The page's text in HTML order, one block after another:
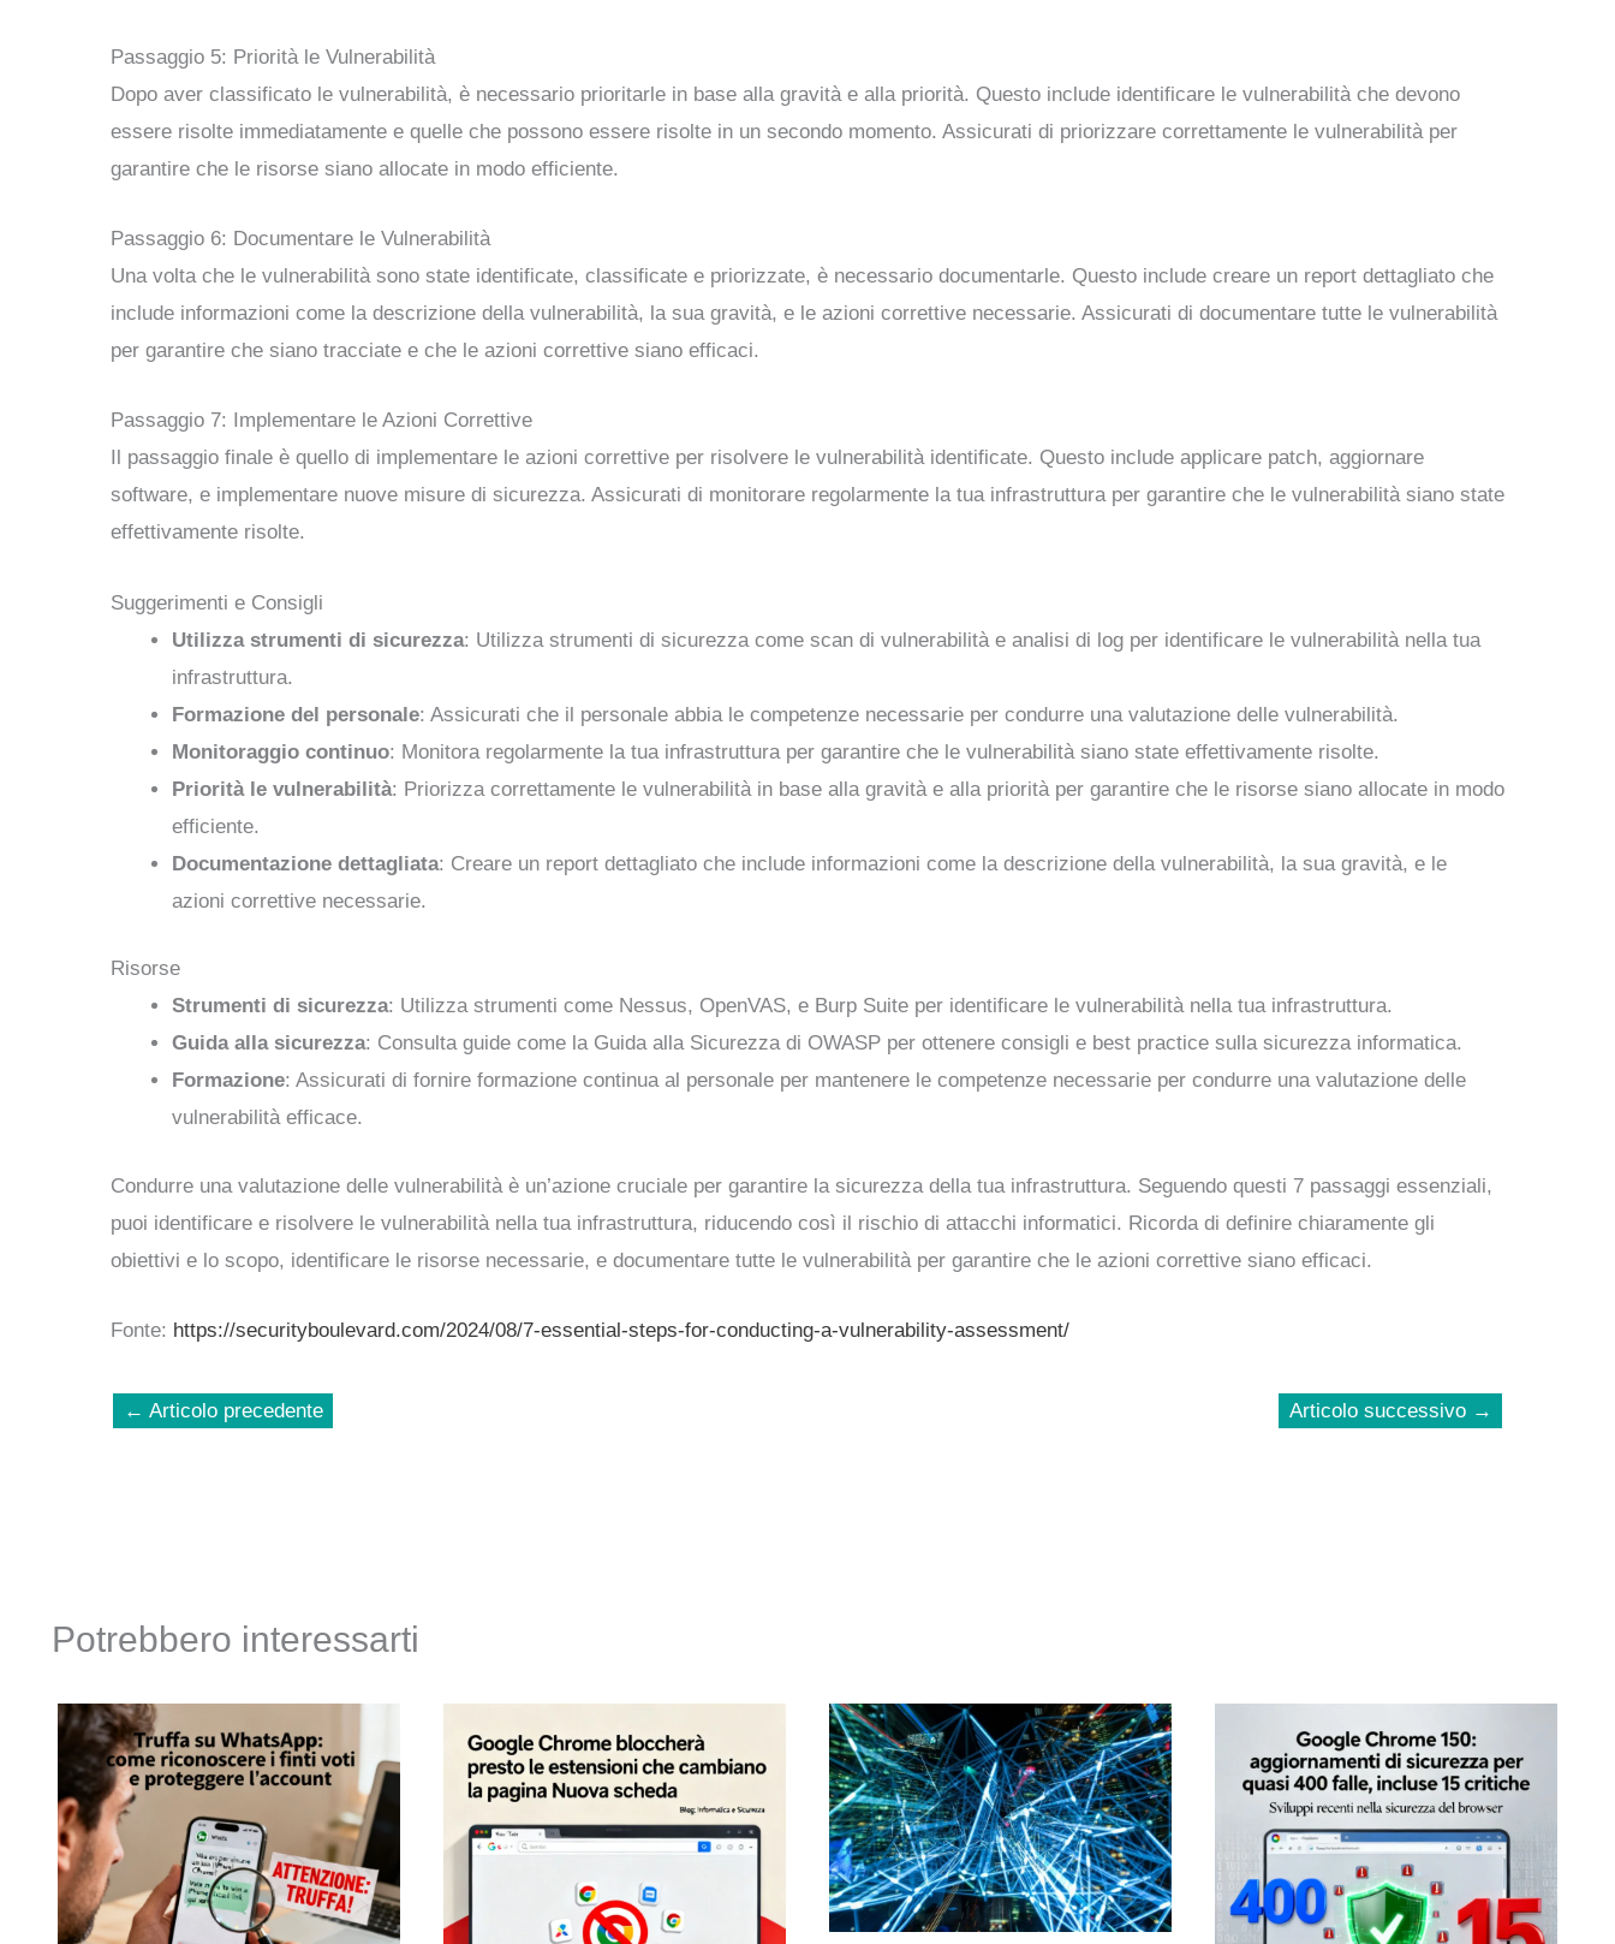
Passaggio 5: Priorità le Vulnerabilità
Dopo aver classificato le vulnerabilità, è necessario prioritarle in base alla gravità e alla priorità. Questo include identificare le vulnerabilità che devono
essere risolte immediatamente e quelle che possono essere risolte in un secondo momento. Assicurati di priorizzare correttamente le vulnerabilità per
garantire che le risorse siano allocate in modo efficiente.
Passaggio 6: Documentare le Vulnerabilità
Una volta che le vulnerabilità sono state identificate, classificate e priorizzate, è necessario documentarle. Questo include creare un report dettagliato che
include informazioni come la descrizione della vulnerabilità, la sua gravità, e le azioni correttive necessarie. Assicurati di documentare tutte le vulnerabilità
per garantire che siano tracciate e che le azioni correttive siano efficaci.
Passaggio 7: Implementare le Azioni Correttive
Il passaggio finale è quello di implementare le azioni correttive per risolvere le vulnerabilità identificate. Questo include applicare patch, aggiornare
software, e implementare nuove misure di sicurezza. Assicurati di monitorare regolarmente la tua infrastruttura per garantire che le vulnerabilità siano state
effettivamente risolte.
Suggerimenti e Consigli
Utilizza strumenti di sicurezza: Utilizza strumenti di sicurezza come scan di vulnerabilità e analisi di log per identificare le vulnerabilità nella tua
infrastruttura.
Formazione del personale: Assicurati che il personale abbia le competenze necessarie per condurre una valutazione delle vulnerabilità.
Monitoraggio continuo: Monitora regolarmente la tua infrastruttura per garantire che le vulnerabilità siano state effettivamente risolte.
Priorità le vulnerabilità: Priorizza correttamente le vulnerabilità in base alla gravità e alla priorità per garantire che le risorse siano allocate in modo
efficiente.
Documentazione dettagliata: Creare un report dettagliato che include informazioni come la descrizione della vulnerabilità, la sua gravità, e le
azioni correttive necessarie.
Risorse
Strumenti di sicurezza: Utilizza strumenti come Nessus, OpenVAS, e Burp Suite per identificare le vulnerabilità nella tua infrastruttura.
Guida alla sicurezza: Consulta guide come la Guida alla Sicurezza di OWASP per ottenere consigli e best practice sulla sicurezza informatica.
Formazione: Assicurati di fornire formazione continua al personale per mantenere le competenze necessarie per condurre una valutazione delle
vulnerabilità efficace.
Condurre una valutazione delle vulnerabilità è un’azione cruciale per garantire la sicurezza della tua infrastruttura. Seguendo questi 7 passaggi essenziali,
puoi identificare e risolvere le vulnerabilità nella tua infrastruttura, riducendo così il rischio di attacchi informatici. Ricorda di definire chiaramente gli
obiettivi e lo scopo, identificare le risorse necessarie, e documentare tutte le vulnerabilità per garantire che le azioni correttive siano efficaci.
Fonte: https://securityboulevard.com/2024/08/7-essential-steps-for-conducting-a-vulnerability-assessment/
← Articolo precedente Articolo successivo →
Potrebbero interessarti